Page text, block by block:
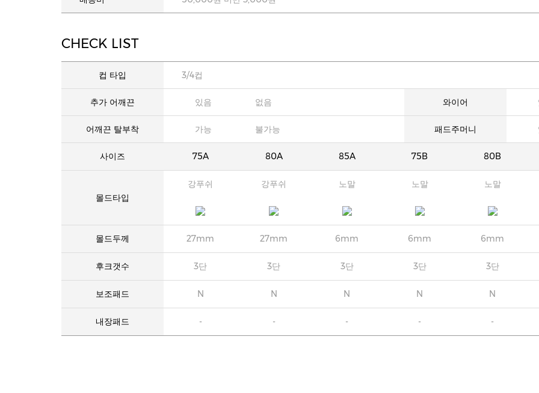
CHECK LIST
컵 타입 3/4컵
추가 어깨끈 있음 없음 와이어
어깨끈 탈부착 가능 불가능 패드주머니
사이즈 75A 80A 85A 75B 80B
몰드타입
강푸쉬 강푸쉬 노말 노말 노말
몰드두께 27mm 27mm 6mm 6mm 6mm
후크갯수 3단 3단 3단 3단 3단
보조패드 N N N N N
내장패드 - - - - -